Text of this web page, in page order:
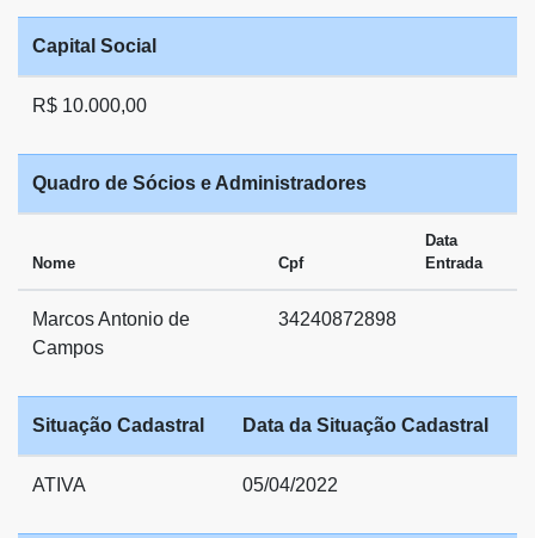
Capital Social
R$ 10.000,00
Quadro de Sócios e Administradores
Nome Cpf
Data
Entrada
Marcos Antonio de
Campos
34240872898
Situação Cadastral Data da Situação Cadastral
ATIVA 05/04/2022